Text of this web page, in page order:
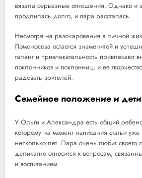
вязала серьезные отношения. Однако и
продлилась долго, и пара рассталась.
Несмотря на разочарования в личной
Ломоносова остается знаменитой и
талант и привлекательность привлекают
поклонников и поклонниц, и ее
радовать зрителей.
Семейное положение и дети
У Ольги и Александра есть общий
которому на момент написания статьи
несколько лет. Пара очень любит своего
деликатно относится к вопросам,
и воспитанием.